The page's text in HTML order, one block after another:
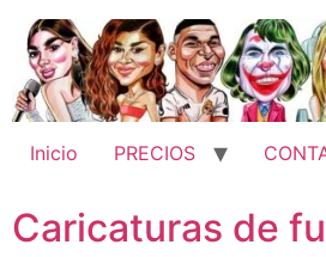
contenido
Inicio PRECIOS
Caricaturas de